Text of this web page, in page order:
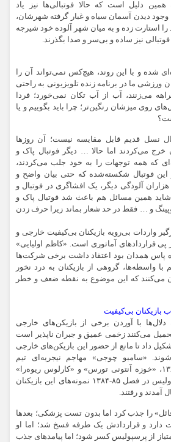
همین دلیل است که حالا فوتبالی‌ها نیز یاد
وجود دیدن آسمان سیاه و غبار گرفته شهرشان،
استارت زده و به میان شهر آلوده خود شیرجه
فوتبالی نیز ساده و بی‌سر و صدا بگذرند.
شده و با این روند، هیچ‌کس نمی‌تواند آن را
ورزشی ما در برنامه زنده تلویزیونی به راحتی
می‌زنند، آب از آب تکان نمی‌خورد؛ فردا
روی میزشان رنگین‌تر؛ چرا باید بگوییم و یا
نسل قدیم قابل مقایسه نیست؛ آن روزها
می‌کردند اما حالا … دیگر فوتبال پاک و
که همه توجهات را به خود جلب می‌کردند،
این فوتبال شکسته‌شده که حتی بیان واضح و
آلودگی دیگر، یک افشاگری در فوتبال و
همین مسائل هم باعث شد فوتبال پاک و
دوپینگ و … فقط در حد شعار بماند زیرا حرف زدن
واردات بی‌رویه بازیکنان بی‌کیفیت خارجی و
قراردادهای آماتوری است. «کاظم اولیایی»
پاس همدان بود اعتقاد داشت برخی شرکت‌ها
با واسطه‌ها، گروهی از بازیکنان به درد نخور
می‌کنند که این موضوع به نقطه ضعف و خطر
بازیکنان بی‌کیفیت
دلال‌ها با آوردن برخی از بازیکن‌های خارجی
می‌کنند زخمی عمیق و جبران ناپذیر است
داد تا مانع از حضور این بازیکن‌های خارجی
«سامبو چوجی» مهاجم نیجریه‌ای تیم
پرسپولیس در فصل ۸۴-۱۳۸۳، «خوزه آنتونی تورس» و «کارلوس ریوه‌را»
بازیکنان پانامایی تیم پرسپولیس در فصل ۸۵-۱۳۸۴ نمونه‌های این بازیکنان
آمدند و رفتند.
«رافائل» را جذب کرد اما بدون تست پزشکی؛ بعدها
دارد و قراردادش یک طرفه فسخ شد؛ اما او
کرد و سبب شد ۶ امتیاز از پرسپولیس کسر شود؛ اما پیامدهای جذب